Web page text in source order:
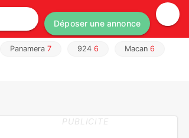
Déposer une annonce
Panamera 7 924 6 Macan 6
PUBLICITE